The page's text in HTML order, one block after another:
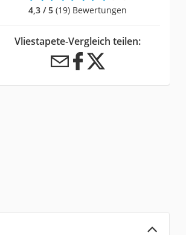
4,3 / 5 (19) Bewertungen
Vliestapete-Vergleich teilen: